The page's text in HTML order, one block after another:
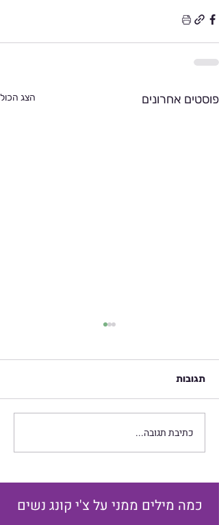
פוסטים אחרונים הצג הכול
תגובות
כתיבת תגובה...
כמה מילים ממני על צ'י קונג נשים